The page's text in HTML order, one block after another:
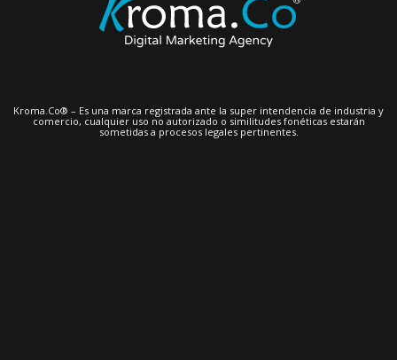
Kroma.Co® – Es una marca registrada ante la super intendencia de industria y
comercio, cualquier uso no autorizado o similitudes fonéticas estarán
sometidas a procesos legales pertinentes.